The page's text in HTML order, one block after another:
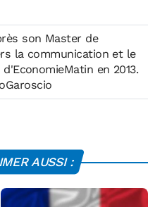
la communication et le
en 2013.
AUSSI :